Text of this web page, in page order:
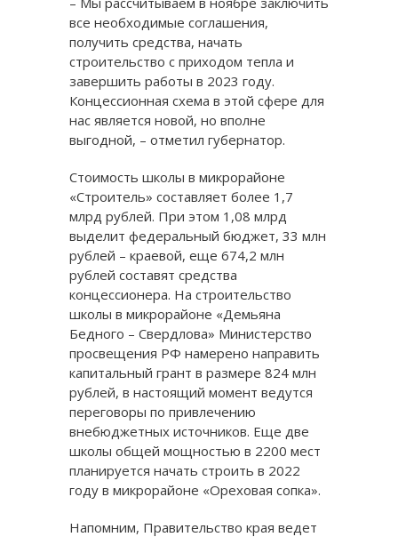
все необходимые соглашения,
получить средства, начать
строительство с приходом тепла и
завершить работы в 2023 году.
Концессионная схема в этой сфере для
нас является новой, но вполне
выгодной, – отметил губернатор.
Стоимость школы в микрорайоне
«Строитель» составляет более 1,7
млрд рублей. При этом 1,08 млрд
выделит федеральный бюджет, 33 млн
рублей – краевой, еще 674,2 млн
рублей составят средства
концессионера. На строительство
школы в микрорайоне «Демьяна
Бедного – Свердлова» Министерство
просвещения РФ намерено направить
капитальный грант в размере 824 млн
рублей, в настоящий момент ведутся
переговоры по привлечению
внебюджетных источников. Еще две
школы общей мощностью в 2200 мест
планируется начать строить в 2022
году в микрорайоне «Ореховая сопка».
Напомним, Правительство края ведет